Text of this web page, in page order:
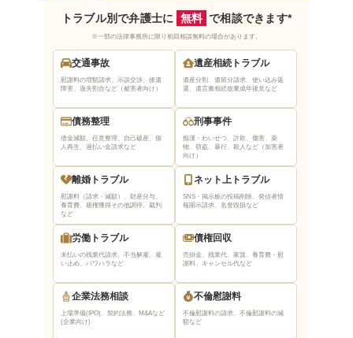
トラブル別で弁護士に 無料 で相談できます*
※一部の法律事務所に限り初回相談無料の場合があります。
交通事故
慰謝料の増額請求、示談交渉、後遺
障害、過失割合など（被害者向け）
遺産相続トラブル
遺産分割、遺留分請求、使い込み返
還、遺言書相続放棄成年後見など
債務整理
借金減額、任意整理、自己破産、個
人再生、過払い金請求など
刑事事件
痴漢・わいせつ、詐欺、傷害、薬
物、窃盗、暴行、殺人など（加害者
向け）
離婚トラブル
慰謝料（請求・減額）、財産分与、
養育費、親権獲得その他調停、裁判
など
ネット上トラブル
SNS・掲示板の投稿削除、発信者情
報開示請求、名誉毀損など
労働トラブル
未払いの残業代請求、不当解雇、雇
い止め、パワハラなど
債権回収
売掛金、残業代、家賃、養育費・慰
謝料、キャンセル代など
企業法務相談
上場準備(IPO)、契約法務、M&Aなど
(企業向け)
不倫慰謝料
不倫慰謝料の請求、不倫慰謝料の減
額など